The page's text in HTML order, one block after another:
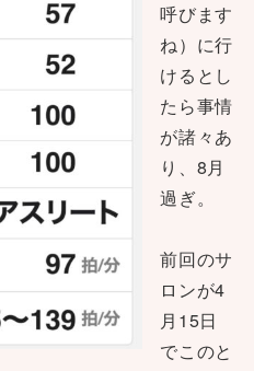
呼びます
ね）に行
けるとし
たら事情
が諸々あ
り、8月
過ぎ。
前回のサ
ロンが4
月15日
でこのと